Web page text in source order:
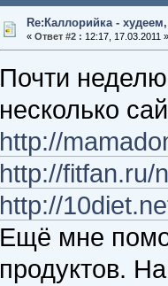
Re:Каллорийка -
« Ответ #2 : 12:17, 17.03.2011 »
Почти
несколько
http://
http://fitfan.ru/
http://
Ещё мне
продуктов.